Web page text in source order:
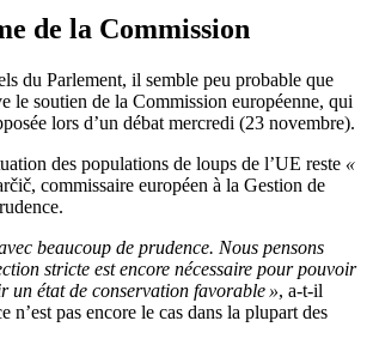
de la Commission
du Parlement, il semble peu probable que
le soutien de la Commission européenne, qui
lors d’un débat mercredi (23 novembre).
des populations de loups de l’UE reste «
commissaire européen à la Gestion de
beaucoup de prudence. Nous pensons
stricte est encore nécessaire pour pouvoir
un état de conservation favorable », a-t-il
n’est pas encore le cas dans la plupart des